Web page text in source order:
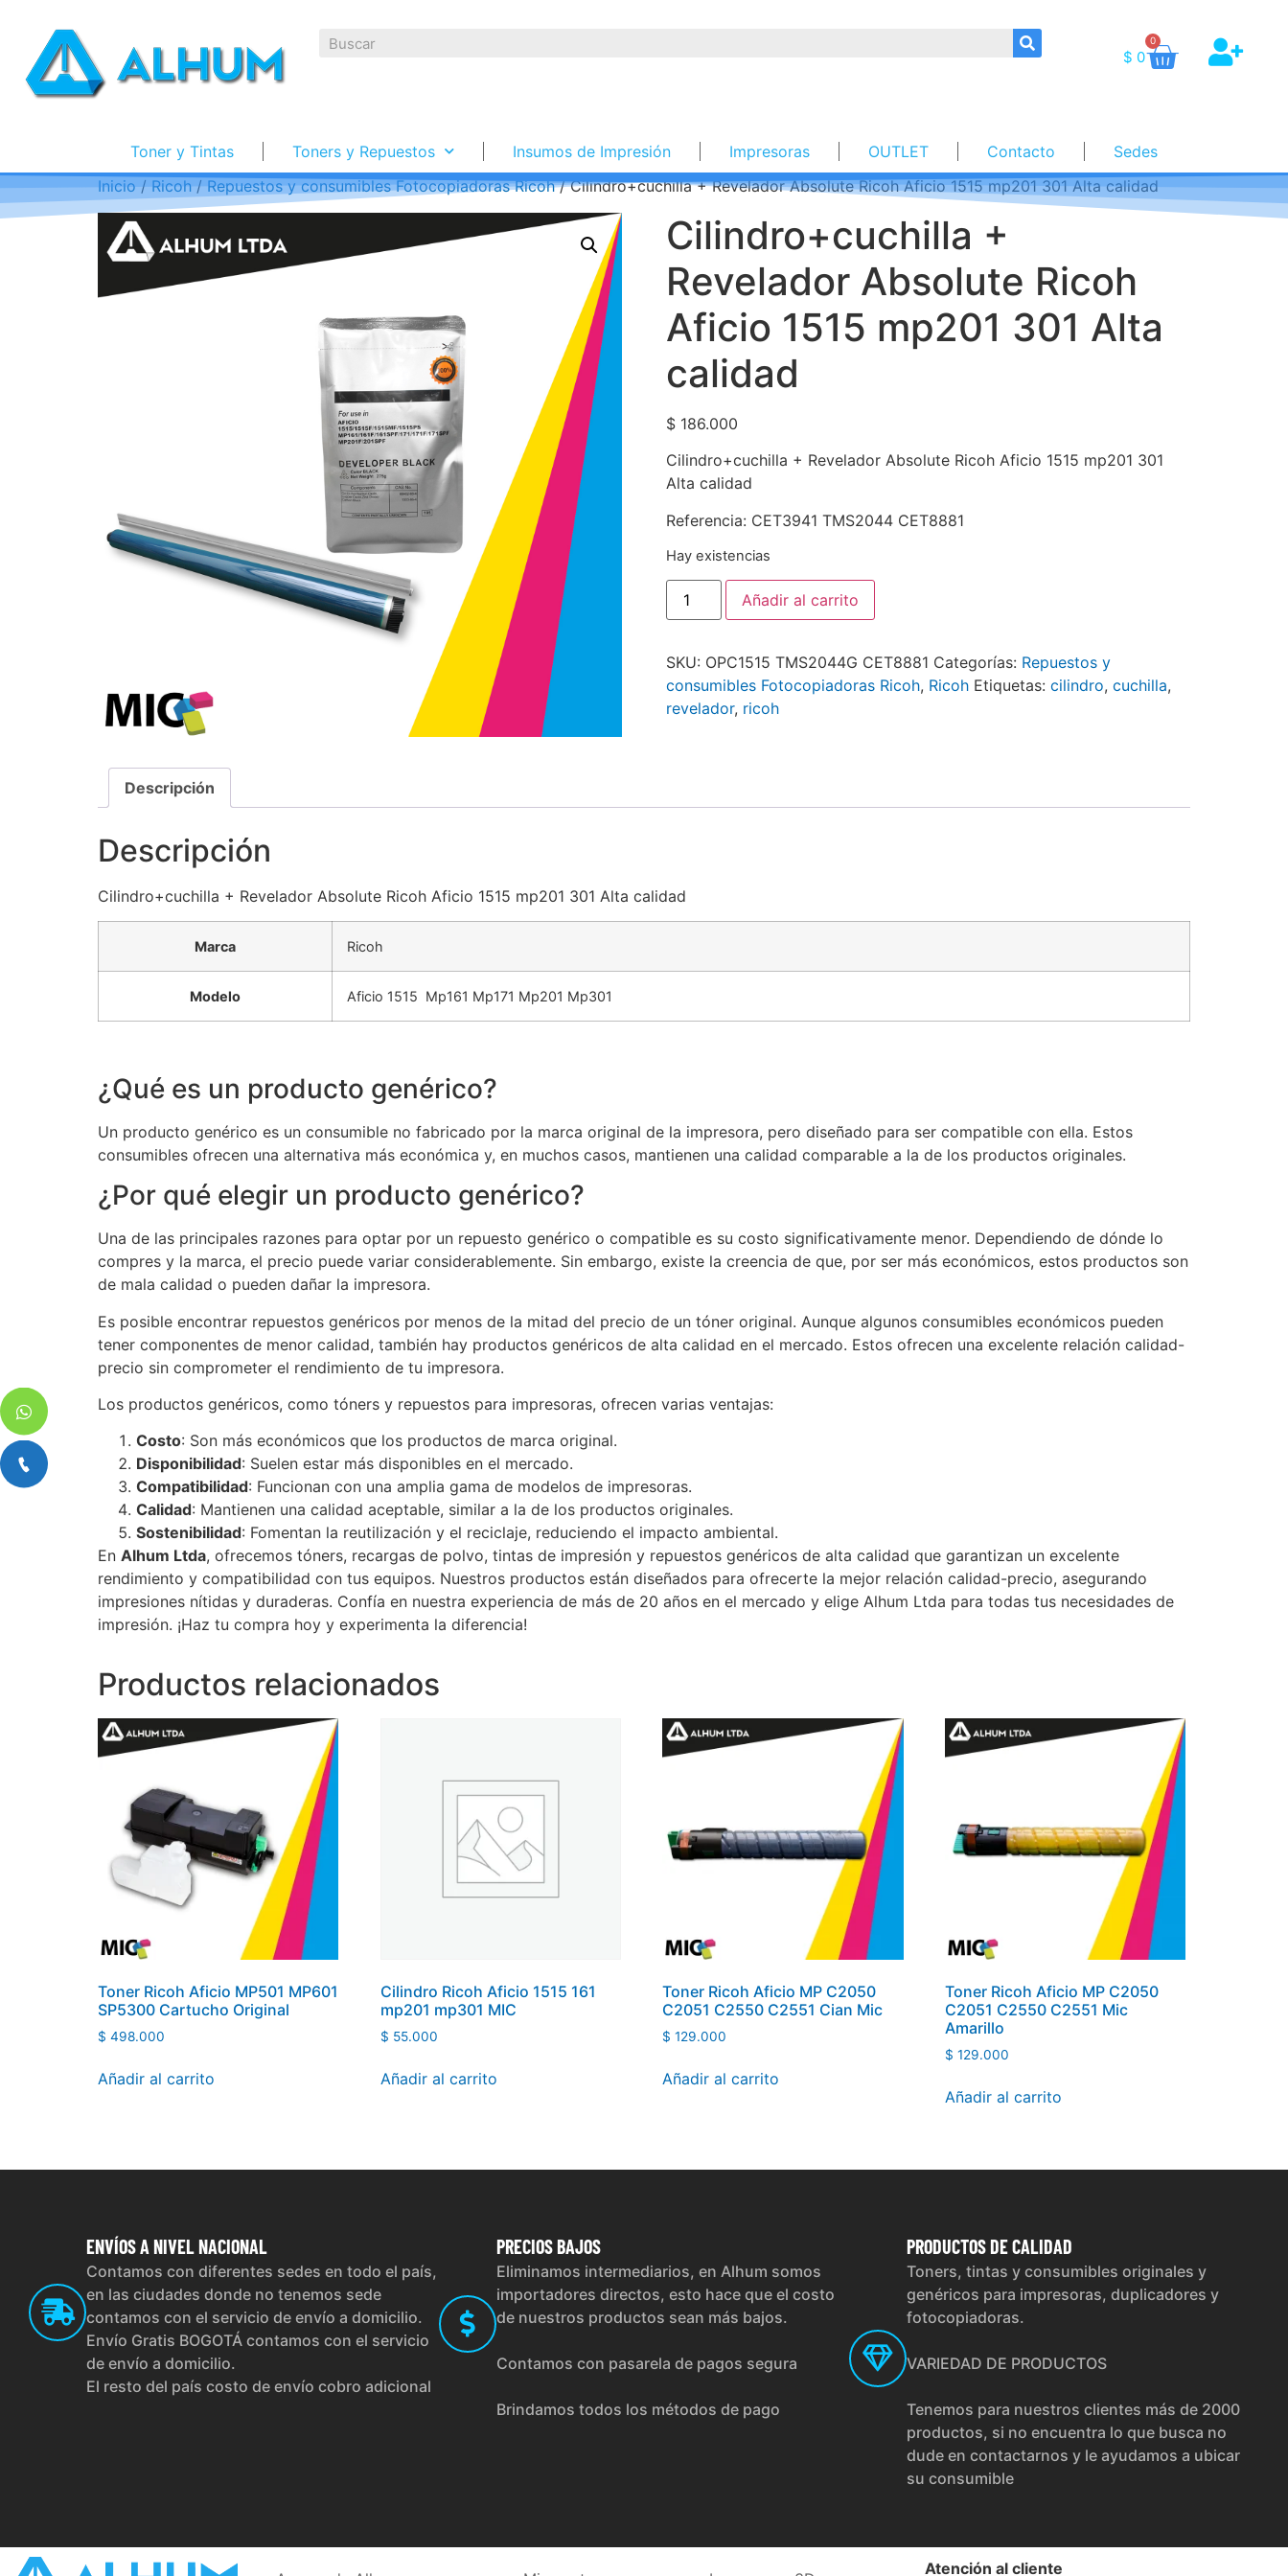
$ 0
0
Toner y Tintas Toners y Repuestos Insumos de Impresión Impresoras OUTLET Contacto
Sedes
Inicio/Ricoh/Repuestos y consumibles Fotocopiadoras Ricoh/ Cilindro+cuchilla + Revelador Absolute Ricoh Aficio 1515 mp201 301 Alta calidad
Cilindro+cuchilla +
Revelador Absolute Ricoh
Aficio 1515 mp201 301 Alta
calidad
$186.000
Cilindro+cuchilla + Revelador Absolute Ricoh Aficio 1515 mp201 301
Alta calidad
Referencia: CET3941 TMS2044 CET8881
Hay existencias
Añadir al carrito
SKU: OPC1515 TMS2044G CET8881 Categorías: Repuestos y
consumibles Fotocopiadoras Ricoh, Ricoh Etiquetas: cilindro, cuchilla,
revelador, ricoh
Descripción
Descripción
Cilindro+cuchilla + Revelador Absolute Ricoh Aficio 1515 mp201 301 Alta calidad
Marca Ricoh
Modelo Aficio 1515 Mp161 Mp171 Mp201 Mp301
¿Qué es un producto genérico?
Un producto genérico es un consumible no fabricado por la marca original de la impresora, pero diseñado para ser compatible con ella. Estos
consumibles ofrecen una alternativa más económica y, en muchos casos, mantienen una calidad comparable a la de los productos originales.
¿Por qué elegir un producto genérico?
Una de las principales razones para optar por un repuesto genérico o compatible es su costo significativamente menor. Dependiendo de dónde lo
compres y la marca, el precio puede variar considerablemente. Sin embargo, existe la creencia de que, por ser más económicos, estos productos son
de mala calidad o pueden dañar la impresora.
Es posible encontrar repuestos genéricos por menos de la mitad del precio de un tóner original. Aunque algunos consumibles económicos pueden
tener componentes de menor calidad, también hay productos genéricos de alta calidad en el mercado. Estos ofrecen una excelente relación calidad-
precio sin comprometer el rendimiento de tu impresora.
Los productos genéricos, como tóners y repuestos para impresoras, ofrecen varias ventajas:
Costo: Son más económicos que los productos de marca original.
Disponibilidad: Suelen estar más disponibles en el mercado.
Compatibilidad: Funcionan con una amplia gama de modelos de impresoras.
Calidad: Mantienen una calidad aceptable, similar a la de los productos originales.
Sostenibilidad: Fomentan la reutilización y el reciclaje, reduciendo el impacto ambiental.
En Alhum Ltda, ofrecemos tóners, recargas de polvo, tintas de impresión y repuestos genéricos de alta calidad que garantizan un excelente
rendimiento y compatibilidad con tus equipos. Nuestros productos están diseñados para ofrecerte la mejor relación calidad-precio, asegurando
impresiones nítidas y duraderas. Confía en nuestra experiencia de más de 20 años en el mercado y elige Alhum Ltda para todas tus necesidades de
impresión. ¡Haz tu compra hoy y experimenta la diferencia!
Productos relacionados
Toner Ricoh Aficio MP501 MP601
SP5300 Cartucho Original
$ 498.000
Añadir al carrito
Cilindro Ricoh Aficio 1515 161
mp201 mp301 MIC
$ 55.000
Añadir al carrito
Toner Ricoh Aficio MP C2050
C2051 C2550 C2551 Cian Mic
$ 129.000
Añadir al carrito
Toner Ricoh Aficio MP C2050
C2051 C2550 C2551 Mic
Amarillo
$ 129.000
Añadir al carrito
ENVÍOSA NIVEL NACIONAL
Contamos con diferentes sedes en todo el país,
en las ciudades donde no tenemos sede
contamos con el servicio de envío a domicilio.
Envío Gratis BOGOTÁ contamos con el servicio
de envío a domicilio.
El resto del país costo de envío cobro adicional
PRECIOSBAJOS
Eliminamos intermediarios, en Alhum somos
importadores directos, esto hace que el costo
de nuestros productos sean más bajos.
Contamos con pasarela de pagos segura
Brindamos todos los métodos de pago
PRODUCTOSDE CALIDAD
Toners, tintas y consumibles originales y
genéricos para impresoras, duplicadores y
fotocopiadoras.
VARIEDAD DE PRODUCTOS
Tenemos para nuestros clientes más de 2000
productos, si no encuentra lo que busca no
dude en contactarnos y le ayudamos a ubicar
su consumible
Atención al cliente